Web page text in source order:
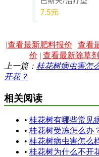
|查看最新肥料报价 | 查看
价 | 查看最新除草
上一篇： 桂花树病虫害怎
开花？
相关阅读
• 桂花树有哪些常见
• 桂花树受冻怎么办
• 桂花树病虫害怎么
• 桂花树为什么不开